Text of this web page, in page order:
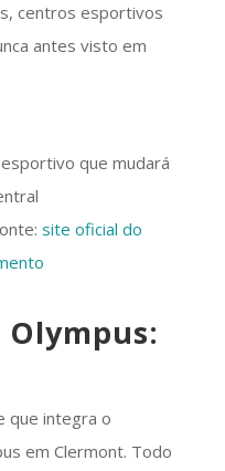
centros esportivos
antes visto em
site oficial do
Olympus:
que integra o
em Clermont. Todo